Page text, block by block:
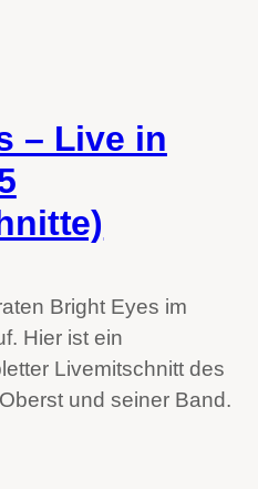
– Live in
Bright Eyes im
Hier ist ein
Livemitschnitt des
und seiner Band.